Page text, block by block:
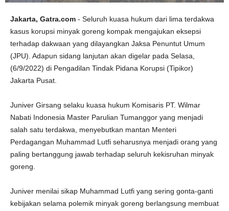
Jakarta, Gatra.com - Seluruh kuasa hukum dari lima terdakwa
kasus korupsi minyak goreng kompak mengajukan eksepsi
terhadap dakwaan yang dilayangkan Jaksa Penuntut Umum
(JPU). Adapun sidang lanjutan akan digelar pada Selasa,
(6/9/2022) di Pengadilan Tindak Pidana Korupsi (Tipikor)
Jakarta Pusat.
Juniver Girsang selaku kuasa hukum Komisaris PT. Wilmar
Nabati Indonesia Master Parulian Tumanggor yang menjadi
salah satu terdakwa, menyebutkan mantan Menteri
Perdagangan Muhammad Lutfi seharusnya menjadi orang yang
paling bertanggung jawab terhadap seluruh kekisruhan minyak
goreng.
Juniver menilai sikap Muhammad Lutfi yang sering gonta-ganti
kebijakan selama polemik minyak goreng berlangsung membuat